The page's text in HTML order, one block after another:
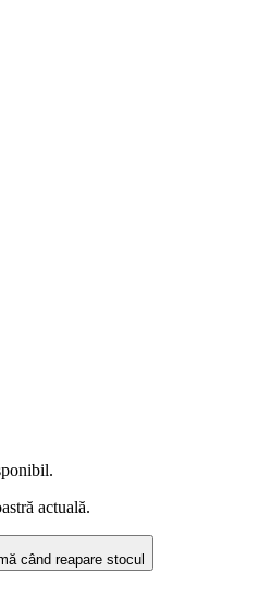
actuală.
când reapare stocul